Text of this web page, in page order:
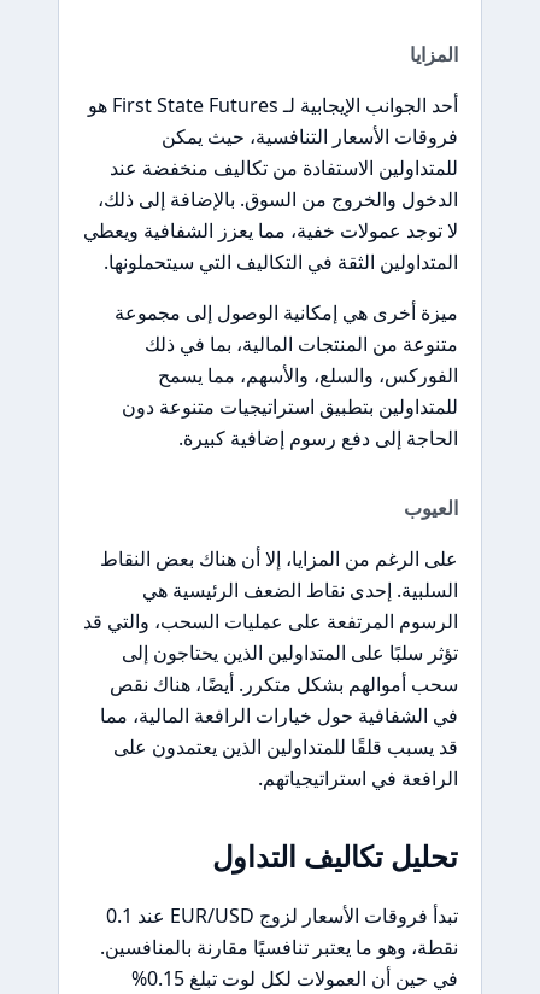
المزايا
أحد الجوانب الإيجابية لـ First State Futures هو
فروقات الأسعار التنافسية، حيث يمكن
للمتداولين الاستفادة من تكاليف منخفضة عند
الدخول والخروج من السوق. بالإضافة إلى ذلك،
لا توجد عمولات خفية، مما يعزز الشفافية ويعطي
المتداولين الثقة في التكاليف التي سيتحملونها.
ميزة أخرى هي إمكانية الوصول إلى مجموعة
متنوعة من المنتجات المالية، بما في ذلك
الفوركس، والسلع، والأسهم، مما يسمح
للمتداولين بتطبيق استراتيجيات متنوعة دون
الحاجة إلى دفع رسوم إضافية كبيرة.
العيوب
على الرغم من المزايا، إلا أن هناك بعض النقاط
السلبية. إحدى نقاط الضعف الرئيسية هي
الرسوم المرتفعة على عمليات السحب، والتي قد
تؤثر سلبًا على المتداولين الذين يحتاجون إلى
سحب أموالهم بشكل متكرر. أيضًا، هناك نقص
في الشفافية حول خيارات الرافعة المالية، مما
قد يسبب قلقًا للمتداولين الذين يعتمدون على
الرافعة في استراتيجياتهم.
تحليل تكاليف التداول
تبدأ فروقات الأسعار لزوج EUR/USD عند 0.1
نقطة، وهو ما يعتبر تنافسيًا مقارنة بالمنافسين.
في حين أن العمولات لكل لوت تبلغ 0.15%